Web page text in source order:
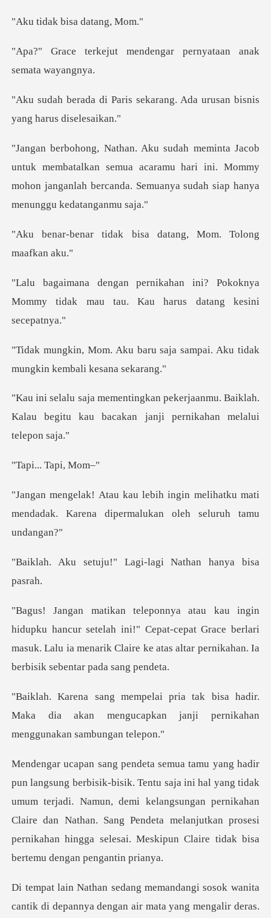
k bisa da
mendengar pernyataan
sekarang. Ada urusan bisn
mbatalkan semua acaramu hari ini. Mommy
mohon janganlah ber
ak bisa datang, Mom.
ni? Pokoknya
Mommy tidak mau tau. K
u saja sampai. Aku tidak
mun
aanmu. Baiklah.
Kalau begitu kau bacakan
.. Tap
n melihatku mati
mendadak. Karena dip
u!" Lagi-lagi Natha
telah ini!" Cepat-cepat Grace berlari
masuk. Lalu ia menarik Clair
sa hadir.
Maka dia akan mengucapkan janji
yang tidak
umum terjadi. Namun, demi kelangsungan pernikahan
Claire dan Nathan. Sang Pendeta melanju
deras.